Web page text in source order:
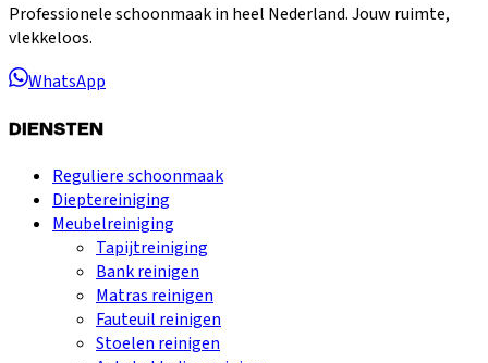
Professionele schoonmaak in heel Nederland. Jouw ruimte,
vlekkeloos.
WhatsApp
DIENSTEN
Reguliere schoonmaak
Dieptereiniging
Meubelreiniging
Tapijtreiniging
Bank reinigen
Matras reinigen
Fauteuil reinigen
Stoelen reinigen